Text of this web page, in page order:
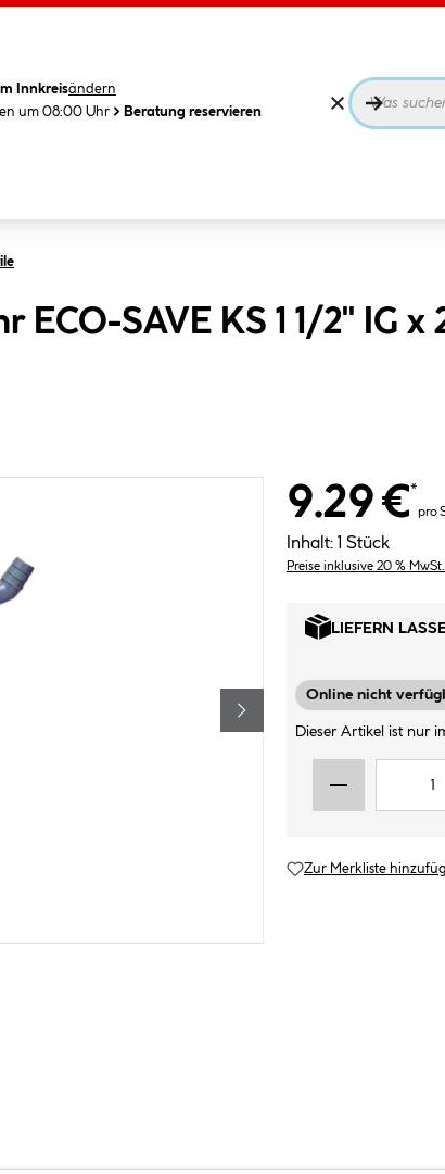
Innkreisändern
um 08:00 Uhr
Beratung reservieren
ECO-SAVE KS 1 1/2" IG
9.29 €*
pro
Inhalt: 1 Stück
Preise inklusive 20 %
LIEFERN
Online nicht
Dieser Artikel ist nur
Zur Merkliste